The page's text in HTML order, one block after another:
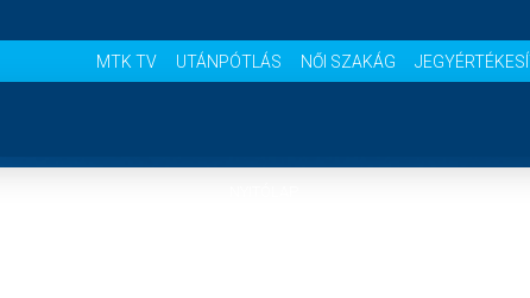
MTK TV UTÁNPÓTLÁS NŐI SZAKÁG